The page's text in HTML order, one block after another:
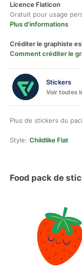
Licence Flaticon
Gratuit pour usage
Plus d'informations
Créditer le graphiste
Comment créditer le
Stickers
Voir toutes
Plus de stickers du
Style: Childlike Flat
Food pack de